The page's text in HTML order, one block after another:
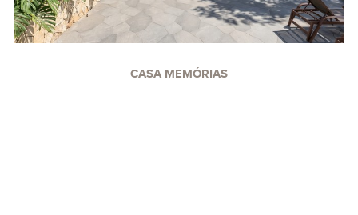
CASA MEMÓRIAS